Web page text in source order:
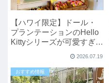
【ハワイ限定】ドール・
プランテーションのHello
Kittyシリーズが可愛すぎ
る！キティ好きなら必見
2026.07.19
おすすめ情報